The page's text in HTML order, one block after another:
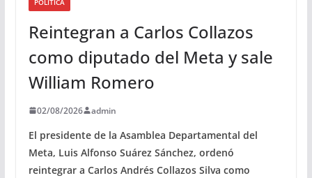
POLITICA
Reintegran a Carlos Collazos
como diputado del Meta y sale
William Romero
02/08/2026 admin
El presidente de la Asamblea Departamental del
Meta, Luis Alfonso Suárez Sánchez, ordenó
reintegrar a Carlos Andrés Collazos Silva como